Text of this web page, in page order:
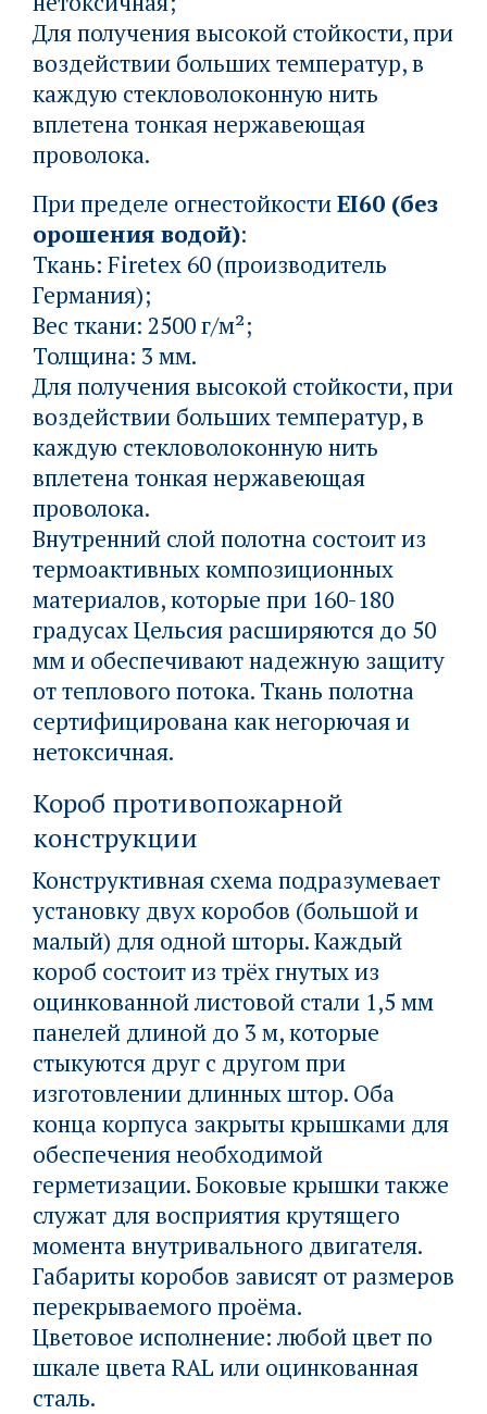
Для получения высокой стойкости, при
воздействии больших температур, в
каждую стекловолоконную нить
вплетена тонкая нержавеющая
проволока.
При пределе огнестойкостиEI60 (без
орошения водой):
Ткань: Firetex 60 (производитель
Германия);
Вес ткани: 2500 г/м²;
Толщина: 3 мм.
Для получения высокой стойкости, при
воздействии больших температур, в
каждую стекловолоконную нить
вплетена тонкая нержавеющая
проволока.
Внутренний слой полотна состоит из
термоактивных композиционных
материалов, которые при 160-180
градусах Цельсия расширяются до 50
мм и обеспечивают надежную защиту
от теплового потока. Ткань полотна
сертифицирована как негорючая и
нетоксичная.
Короб противопожарной
конструкции
Конструктивная схема подразумевает
установку двух коробов (большой и
малый) для одной шторы. Каждый
короб состоит из трёх гнутых из
оцинкованной листовой стали 1,5 мм
панелей длиной до 3 м, которые
стыкуются друг с другом при
изготовлении длинных штор. Оба
конца корпуса закрыты крышками для
обеспечения необходимой
герметизации. Боковые крышки также
служат для восприятия крутящего
момента внутривального двигателя.
Габариты коробов зависят от размеров
перекрываемого проёма.
Цветовое исполнение: любой цвет по
шкале цвета RAL или оцинкованная
сталь.